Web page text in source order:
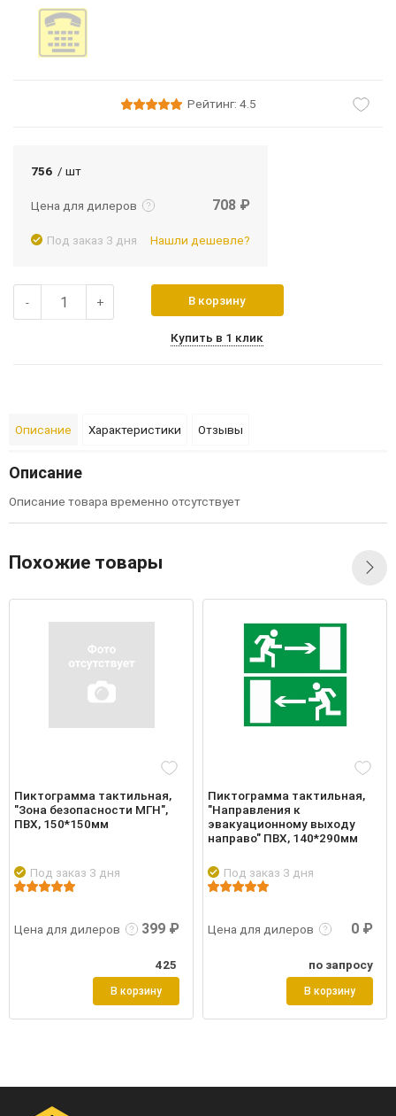
Рейтинг: 4.5
756 / шт
Цена для дилеров
Подробнее
708 ₽
Под заказ 3 дня Нашли дешевле?
- + В корзину
Купить в 1 клик
Описание Характеристики Отзывы
Описание
Описание товара временно отсутствует
Похожие товары
Пиктограмма тактильная,
"Зона безопасности МГН",
ПВХ, 150*150мм
Под заказ 3 дня
Цена для дилеров 399 ₽
425
В корзину
Пиктограмма тактильная,
"Направления к
эвакуационному выходу
направо" ПВХ, 140*290мм
Под заказ 3 дня
Цена для дилеров
Подробнее
0 ₽
по запросу
В корзину